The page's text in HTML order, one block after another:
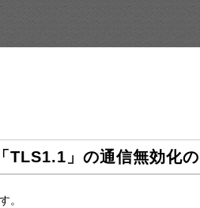
TLS1.1」の通信無効化
。